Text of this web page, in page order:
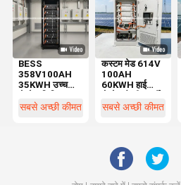
BESS
358V100AH
35KWH उच्च
बैटरी ऊर्जा भंडारण
सबसे अच्छी कीमत
कस्टम मेड 614V
100AH
60KWH हाई
स्टोरेज सिस्टम
सबसे अच्छी कीमत